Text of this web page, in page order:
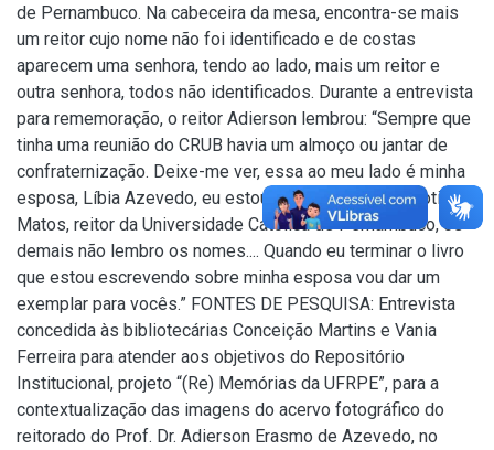
de Pernambuco. Na cabeceira da mesa, encontra-se mais
um reitor cujo nome não foi identificado e de costas
aparecem uma senhora, tendo ao lado, mais um reitor e
outra senhora, todos não identificados. Durante a entrevista
para rememoração, o reitor Adierson lembrou: “Sempre que
tinha uma reunião do CRUB havia um almoço ou jantar de
confraternização. Deixe-me ver, essa ao meu lado é minha
esposa, Líbia Azevedo, eu estou aqui e agora vem Potiguar
Matos, reitor da Universidade Católica de Pernambuco, os
demais não lembro os nomes.... Quando eu terminar o livro
que estou escrevendo sobre minha esposa vou dar um
exemplar para vocês.” FONTES DE PESQUISA: Entrevista
concedida às bibliotecárias Conceição Martins e Vania
Ferreira para atender aos objetivos do Repositório
Institucional, projeto “(Re) Memórias da UFRPE”, para a
contextualização das imagens do acervo fotográfico do
reitorado do Prof. Dr. Adierson Erasmo de Azevedo, no